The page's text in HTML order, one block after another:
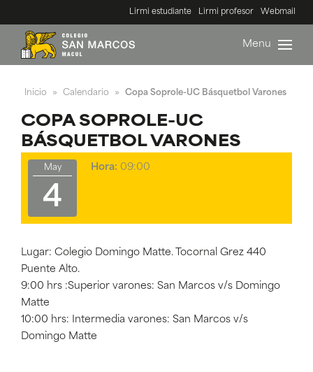
Lirmi estudiante Lirmi profesor Webmail
Menu
Inicio » Calendario » Copa Soprole-UC Básquetbol Varones
COPA SOPROLE-UC
BÁSQUETBOL VARONES
May
4
Hora: 09:00
Lugar: Colegio Domingo Matte. Tocornal Grez 440
Puente Alto.
9:00 hrs :Superior varones: San Marcos v/s Domingo
Matte
10:00 hrs: Intermedia varones: San Marcos v/s
Domingo Matte